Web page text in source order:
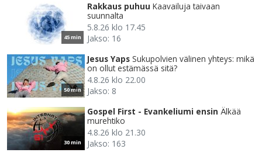
45 min
Rakkaus puhuu Kaavailuja taivaan
suunnalta
5.8.26 klo 17.45
Jakso: 16
50 min
Jesus Yaps Sukupolvien välinen yhteys: mikä
on ollut estämässä sitä?
4.8.26 klo 22.00
Jakso: 8
30 min
Gospel First - Evankeliumi ensin Älkää
murehtiko
4.8.26 klo 21.30
Jakso: 163